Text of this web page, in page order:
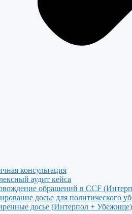
консультация
аудит кейса
обращений в CCF
досье для политического
досье (Интерпол + Убежище)